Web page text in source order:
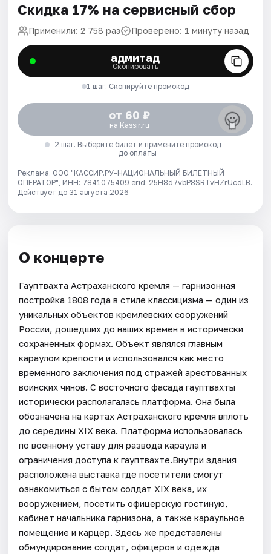
Скидка 17% на сервисный сбор
Применили: 2 758 раз Проверено: 1 минуту назад
адмитад
Скопировать
1 шаг. Скопируйте промокод
от 60 ₽
на Kassir.ru
2 шаг. Выберите билет и примените промокод
до оплаты
Реклама. ООО "КАССИР.РУ-НАЦИОНАЛЬНЫЙ БИЛЕТНЫЙ
ОПЕРАТОР", ИНН: 7841075409 erid: 25H8d7vbP8SRTvHZrUcdLB.
Действует до 31 августа 2026
О концерте
Гауптвахта Астраханского кремля — гарнизонная
постройка 1808 года в стиле классицизма — один из
уникальных объектов кремлевских сооружений
России, дошедших до наших времен в исторически
сохраненных формах. Объект являлся главным
караулом крепости и использовался как место
временного заключения под стражей арестованных
воинских чинов. С восточного фасада гауптвахты
исторически располагалась платформа. Она была
обозначена на картах Астраханского кремля вплоть
до середины XIX века. Платформа использовалась
по военному уставу для развода караула и
ограничения доступа к гауптвахте.Внутри здания
расположена выставка где посетители смогут
ознакомиться с бытом солдат XIX века, их
вооружением, посетить офицерскую гостиную,
кабинет начальника гарнизона, а также караульное
помещение и карцер. Здесь же представлены
обмундирование солдат, офицеров и одежда